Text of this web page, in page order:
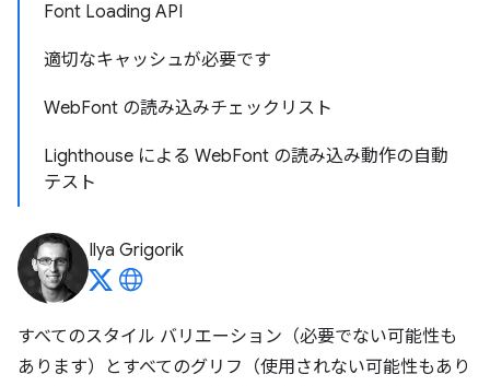
Font Loading API
適切なキャッシュが必要です
WebFont の読み込みチェックリスト
Lighthouse による WebFont の読み込み動作の自動
テスト
Ilya Grigorik
すべてのスタイル バリエーション（必要でない可能性も
あります）とすべてのグリフ（使用されない可能性もあり